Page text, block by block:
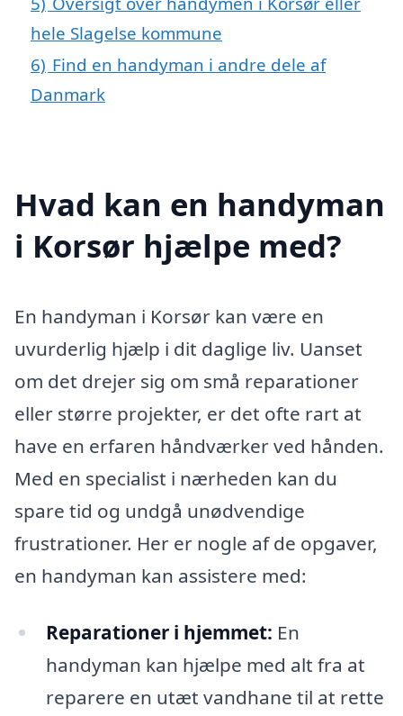
hele Slagelse kommune
6) Find en handyman i andre dele af
Danmark
Hvad kan en handyman
i Korsør hjælpe med?
En handyman i Korsør kan være en
uvurderlig hjælp i dit daglige liv. Uanset
om det drejer sig om små reparationer
eller større projekter, er det ofte rart at
have en erfaren håndværker ved hånden.
Med en specialist i nærheden kan du
spare tid og undgå unødvendige
frustrationer. Her er nogle af de opgaver,
en handyman kan assistere med:
Reparationer i hjemmet: En
handyman kan hjælpe med alt fra at
reparere en utæt vandhane til at rette